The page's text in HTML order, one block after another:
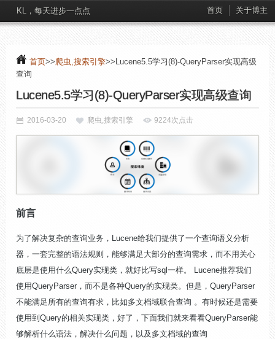
KL，每天进步一点点 首页 关于博主
首页>>爬虫,搜索引擎>>Lucene5.5学习(8)-QueryParser实现高级
查询
Lucene5.5学习(8)-QueryParser实现高级查询
2016-03-20 爬虫,搜索引擎 9224次点击
前言
为了解决复杂的查询业务，Lucene给我们提供了一个查询语义分析
器，一套完整的语法规则，能够满足大部分的查询需求，而不用关心
底层是使用什么Query实现类，就好比写sql一样。 Lucene推荐我们
使用QueryParser，而不是各种Query的实现类。但是，QueryParser
不能满足所有的查询有求，比如多文档域联合查询 。有时候还是需要
使用到Query的相关实现类，好了，下面我们就来看看QueryParser能
够解析什么语法，解决什么问题，以及多文档域的查询